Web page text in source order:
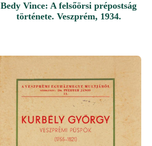
Bedy Vince: A felsőörsi prépostság
története. Veszprém, 1934.